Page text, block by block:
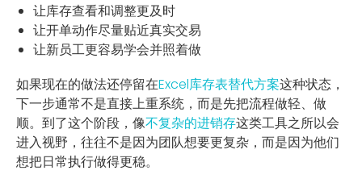
让库存查看和调整更及时
让开单动作尽量贴近真实交易
让新员工更容易学会并照着做
如果现在的做法还停留在Excel库存表替代方案这种状态，
下一步通常不是直接上重系统，而是先把流程做轻、做
顺。到了这个阶段，像不复杂的进销存这类工具之所以会
进入视野，往往不是因为团队想要更复杂，而是因为他们
想把日常执行做得更稳。